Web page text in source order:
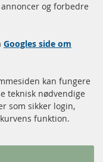
og forbedre
Googles side om
kan fungere
teknisk nødvendige
som sikker login,
funktion.